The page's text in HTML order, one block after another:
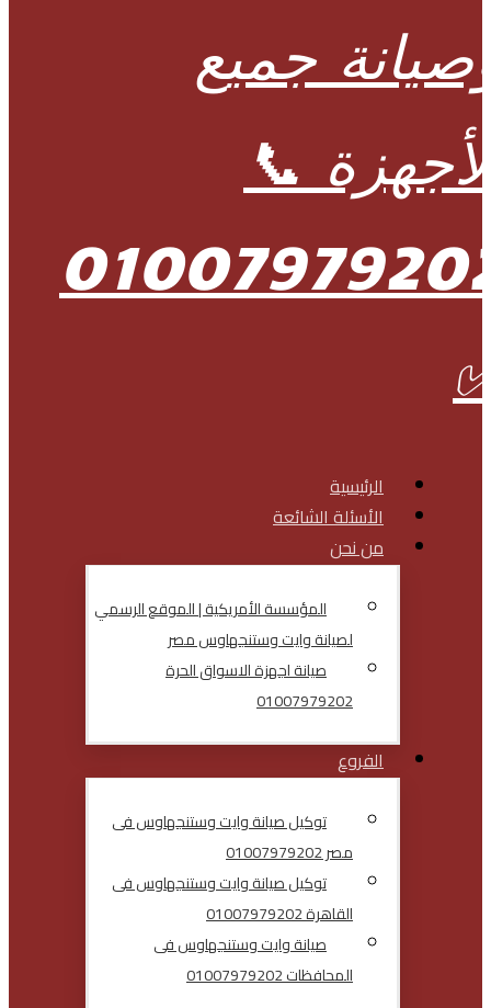
الرئيسية
الأسئلة الشائعة
من نحن
المؤسسة الأمريكية | الموقع الرسمي
لصيانة وايت وستنجهاوس مصر
صيانة اجهزة الاسواق الحرة
01007979202
الفروع
توكيل صيانة وايت وستنجهاوس فى
مصر 01007979202
توكيل صيانة وايت وستنجهاوس فى
القاهرة 01007979202
صيانة وايت وستنجهاوس فى
المحافظات 01007979202